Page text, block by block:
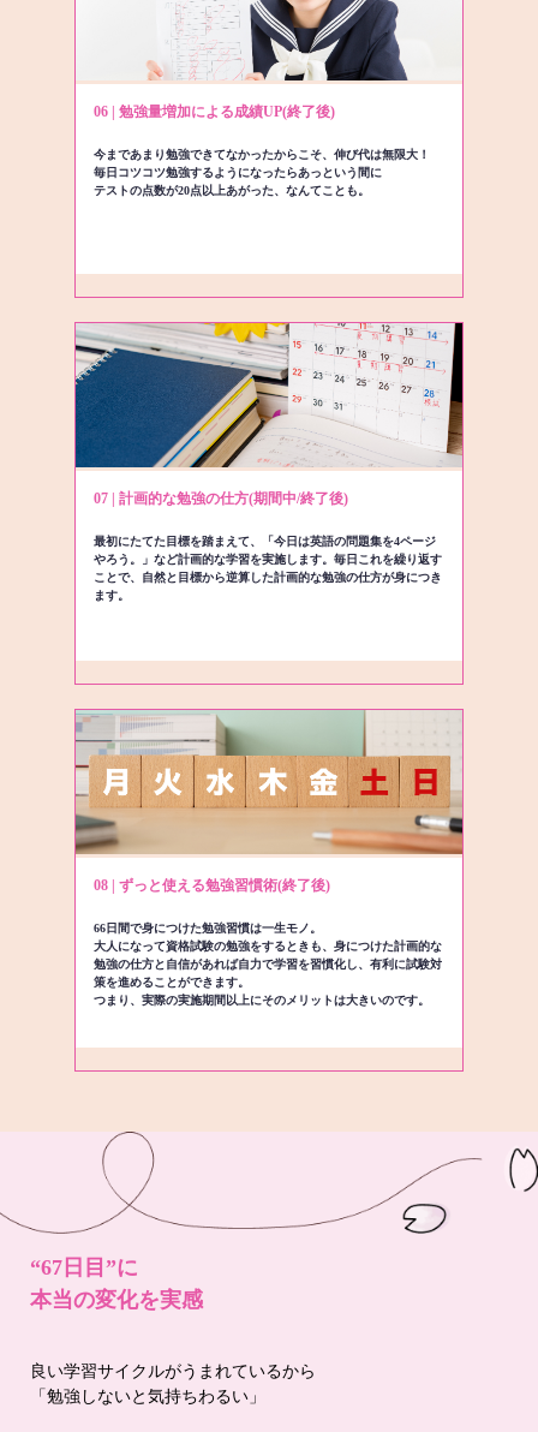
06 | 勉強量増加による成績UP(終了後)
今まであまり勉強できてなかったからこそ、伸び代は無限大！
毎日コツコツ勉強するようになったらあっという間に
テストの点数が20点以上あがった、なんてことも。
07 | 計画的な勉強の仕方(期間中/終了後)
最初にたてた目標を踏まえて、「今日は英語の問題集を4ページ
やろう。」など計画的な学習を実施します。毎日これを繰り返す
ことで、自然と目標から逆算した計画的な勉強の仕方が身につき
ます。
08 | ずっと使える勉強習慣術(終了後)
66日間で身につけた勉強習慣は一生モノ。
大人になって資格試験の勉強をするときも、身につけた計画的な
勉強の仕方と自信があれば自力で学習を習慣化し、有利に試験対
策を進めることができます。
つまり、実際の実施期間以上にそのメリットは大きいのです。
“67日目”に
本当の変化を実感
良い学習サイクルがうまれているから
「勉強しないと気持ちわるい」